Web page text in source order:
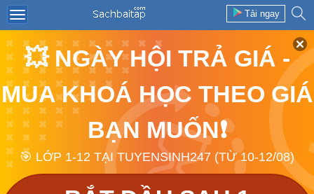
Tải ngay
💥 NGÀY HỘI TRẢ GIÁ -
MUA KHOÁ HỌC THEO GIÁ
BẠN MUỐN❗
🎯 LỚP 1-12 TẠI TUYENSINH247 (TỪ 10-12/08)